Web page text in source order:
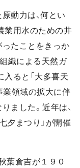
動力は、何とい
業用水のための井
たことをきっか
組織による天然ガ
入ると「大多喜天
業領域の拡大に伴
ました。近年は、
夕まつり」が開催
葉倉吉が１９０